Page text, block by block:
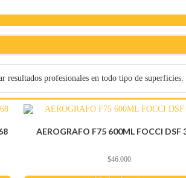
profesionales en todo tipo de superficies.
AEROGRAFO F75 600ML FOCCI DSF
$46.000